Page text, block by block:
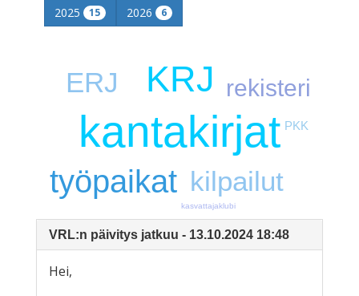
2025 15 2026 6
kantakirjat
KRJ
työpaikat kilpailut
ERJ rekisteri
PKK
kasvattajaklubi
VRL:n päivitys jatkuu - 13.10.2024 18:48
Hei,